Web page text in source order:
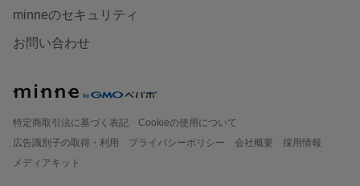
minneのセキュリティ
お問い合わせ
特定商取引法に基づく表記
Cookieの使用について
広告識別子の取得・利用
プライバシーポリシー 会社概要
採用情報
メディアキット